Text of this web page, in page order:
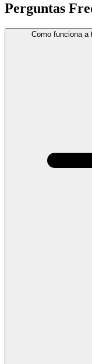
Perguntas
Como funciona a